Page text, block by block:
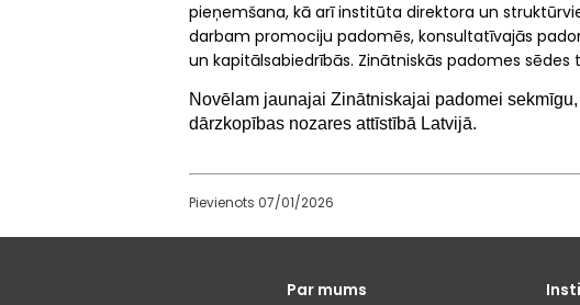
pieņemšana, kā arī institūta direktora un
darbam promociju padomēs, konsultatīvajās
un kapitālsabiedrībās. Zinātniskās padomes
Novēlam jaunajai Zinātniskajai padomei
dārzkopības nozares attīstībā Latvijā.
Pievienots 07/01/2026
Par mums